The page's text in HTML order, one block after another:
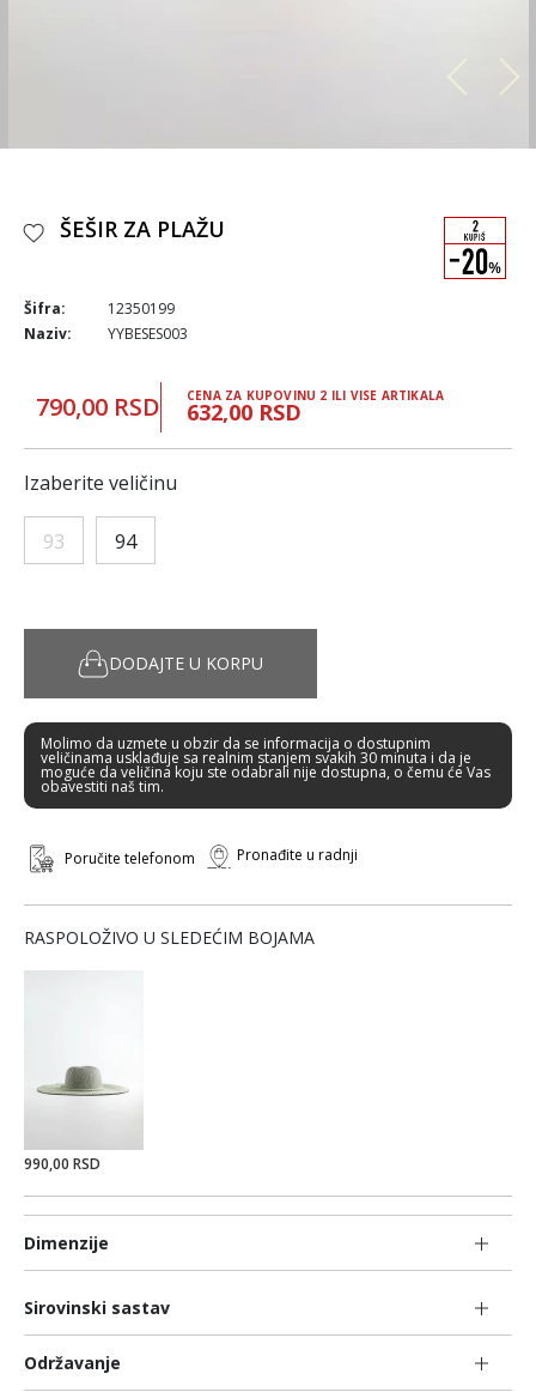
Dimenzije
Sirovinski sastav
Održavanje
ŠEŠIR ZA PLAŽU
Šifra:
12350199
Naziv:
YYBESES003
790,00 RSD CENA ZA KUPOVINU 2 ILI VISE ARTIKALA
632,00 RSD
Izaberite veličinu
93 94
DODAJTE U KORPU
Molimo da uzmete u obzir da se informacija o dostupnim
veličinama usklađuje sa realnim stanjem svakih 30 minuta i da je
moguće da veličina koju ste odabrali nije dostupna, o čemu će Vas
obavestiti naš tim.
Poručite telefonom Pronađite u radnji
RASPOLOŽIVO U SLEDEĆIM BOJAMA
990,00 RSD